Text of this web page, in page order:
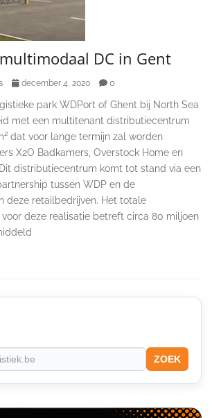
DC in Gent
december 4, 2020 0
park WDPort of Ghent bij North Sea
met een multitenant distributiecentrum
dat voor lange termijn zal worden
X2O Badkamers, Overstock Home en
distributiecentrum komt tot stand via een
tussen WDP en de
deze retailbedrijven. Het totale
deze realisatie betreft circa 80 miljoen
ZOEK